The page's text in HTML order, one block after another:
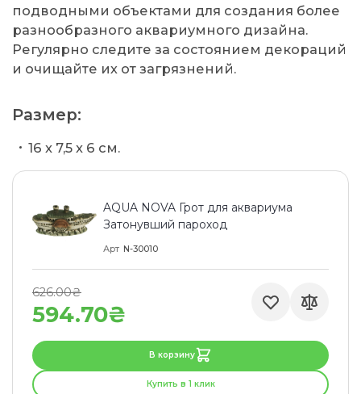
подводными объектами для создания более
разнообразного аквариумного дизайна.
Регулярно следите за состоянием декораций
и очищайте их от загрязнений.
Размер:
16 x 7,5 x 6 см.
AQUA NOVA Грот для аквариума
Затонувший пароход
Арт N-30010
594.70₴
626.00₴
В корзину
Купить в 1 клик